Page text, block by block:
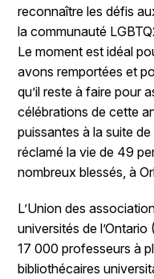
reconnaître les défis
la communauté
Le moment est idéal
avons remportées et
qu’il reste à faire pour
célébrations de cette
puissantes à la suite
réclamé la vie de 49
nombreux blessés, à
L’Union des
universités de
17 000 professeurs à
bibliothécaires